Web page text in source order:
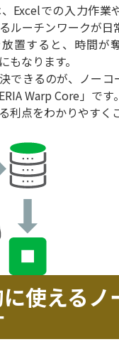
Excelでの入力作業
ルーチンワークが日
置すると、時間が
もなります。
できるのが、ノー
Warp Core」です
利点をわかりやすく
使えるノ